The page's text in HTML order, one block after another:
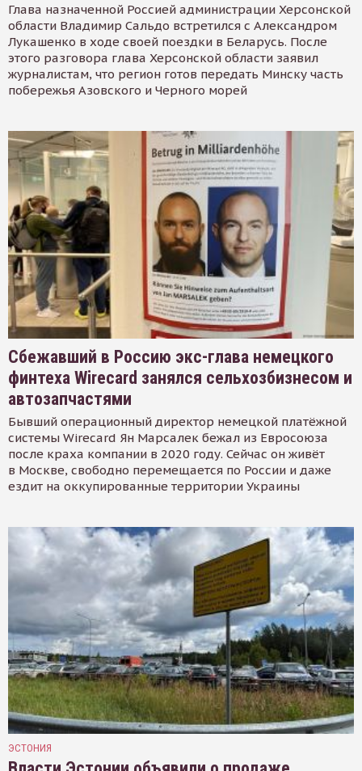
Глава назначенной Россией администрации Херсонской
области Владимир Сальдо встретился с Александром
Лукашенко в ходе своей поездки в Беларусь. После
этого разговора глава Херсонской области заявил
журналистам, что регион готов передать Минску часть
побережья Азовского и Черного морей
Сбежавший в Россию экс-глава немецкого
финтеха Wirecard занялся сельхозбизнесом и
автозапчастями
Бывший операционный директор немецкой платёжной
системы Wirecard Ян Марсалек бежал из Евросоюза
после краха компании в 2020 году. Сейчас он живёт
в Москве, свободно перемещается по России и даже
ездит на оккупированные территории Украины
ЭСТОНИЯ